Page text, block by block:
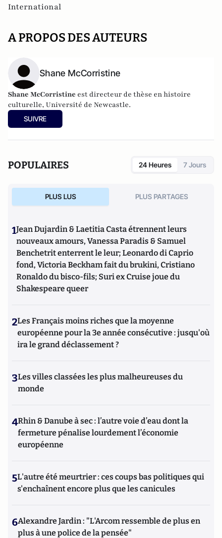
International
A PROPOS DES AUTEURS
Shane McCorristine
Shane McCorristine est directeur de thèse en histoire
culturelle, Université de Newcastle.
SUIVRE
POPULAIRES 24 Heures 7 Jours
PLUS LUS PLUS PARTAGES
1Jean Dujardin & Laetitia Casta étrennent leurs
nouveaux amours, Vanessa Paradis & Samuel
Benchetrit enterrent le leur; Leonardo di Caprio
fond, Victoria Beckham fait du brukini, Cristiano
Ronaldo du bisco-fils; Suri ex Cruise joue du
Shakespeare queer
2Les Français moins riches que la moyenne
européenne pour la 3e année consécutive : jusqu'où
ira le grand déclassement ?
3Les villes classées les plus malheureuses du
monde
4Rhin & Danube à sec : l’autre voie d’eau dont la
fermeture pénalise lourdement l’économie
européenne
5L'autre été meurtrier : ces coups bas politiques qui
s'enchaînent encore plus que les canicules
6Alexandre Jardin : "L'Arcom ressemble de plus en
plus à une police de la pensée"